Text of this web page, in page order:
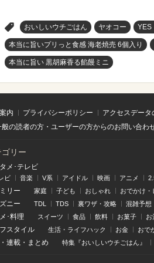
おいしいウチごはん ヤオコー YES
本当に旨いプリっと食感 海老焼売 6個入り
本当に旨い 黒胡麻香る餡饅ミニ
内 プライバシーポリシー
アクセスデー
般の読者の方・ユーザーの方からのお問い合わ
ゴリー
メ･テレビ
ビ 音楽 V系 アイドル 映画 アニメ
リー 家庭 子ども おしゃれ おでかけ・
ニー TDL TDS 裏ワザ・攻略 混雑予想
･料理 スイーツ 食品 飲料 お菓子 お
スタイル 生活・ライフハック お金 おで
・ 連載 ・ まとめ 特集『おいしいウチごはん』